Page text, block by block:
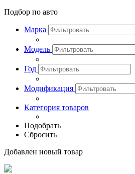
Подбор по авто
Марка
Модель
Год
Модификация
Категория товаров
Подобрать
Сбросить
Добавлен новый товар